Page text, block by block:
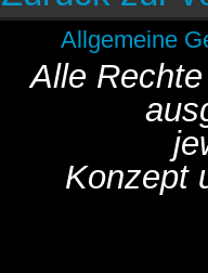
Allgemeine
Alle
Konzept